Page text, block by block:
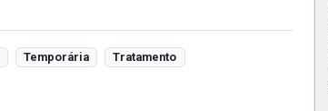
Temporária
Tratamento